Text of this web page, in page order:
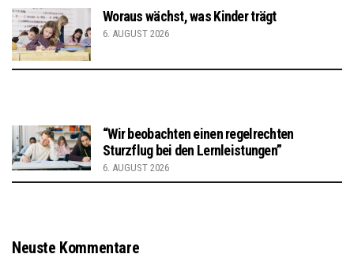
Woraus wächst, was Kinder trägt
6. AUGUST 2026
“Wir beobachten einen regelrechten
Sturzflug bei den Lernleistungen”
6. AUGUST 2026
Neuste Kommentare